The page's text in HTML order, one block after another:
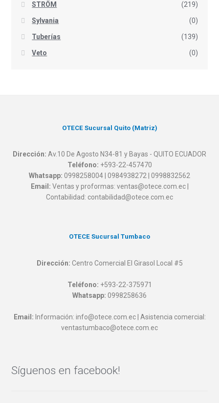
STRÖM (219)
Sylvania (0)
Tuberías (139)
Veto (0)
OTECE Sucursal Quito (Matriz)
Dirección: Av.10 De Agosto N34-81 y Bayas - QUITO ECUADOR
Teléfono: +593-22-457470
Whatsapp: 0998258004 | 0984938272 | 0998832562
Email: Ventas y proformas: ventas@otece.com.ec |
Contabilidad: contabilidad@otece.com.ec
OTECE Sucursal Tumbaco
Dirección: Centro Comercial El Girasol Local #5
Teléfono: +593-22-375971
Whatsapp: 0998258636
Email: Información: info@otece.com.ec | Asistencia comercial:
ventastumbaco@otece.com.ec
Síguenos en facebook!